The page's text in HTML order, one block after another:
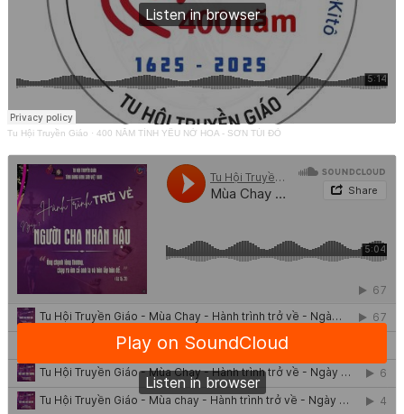
Tu Hội Truyền Giáo · 400 NĂM TÌNH YÊU NỞ HOA - SƠN TÚI ĐỎ